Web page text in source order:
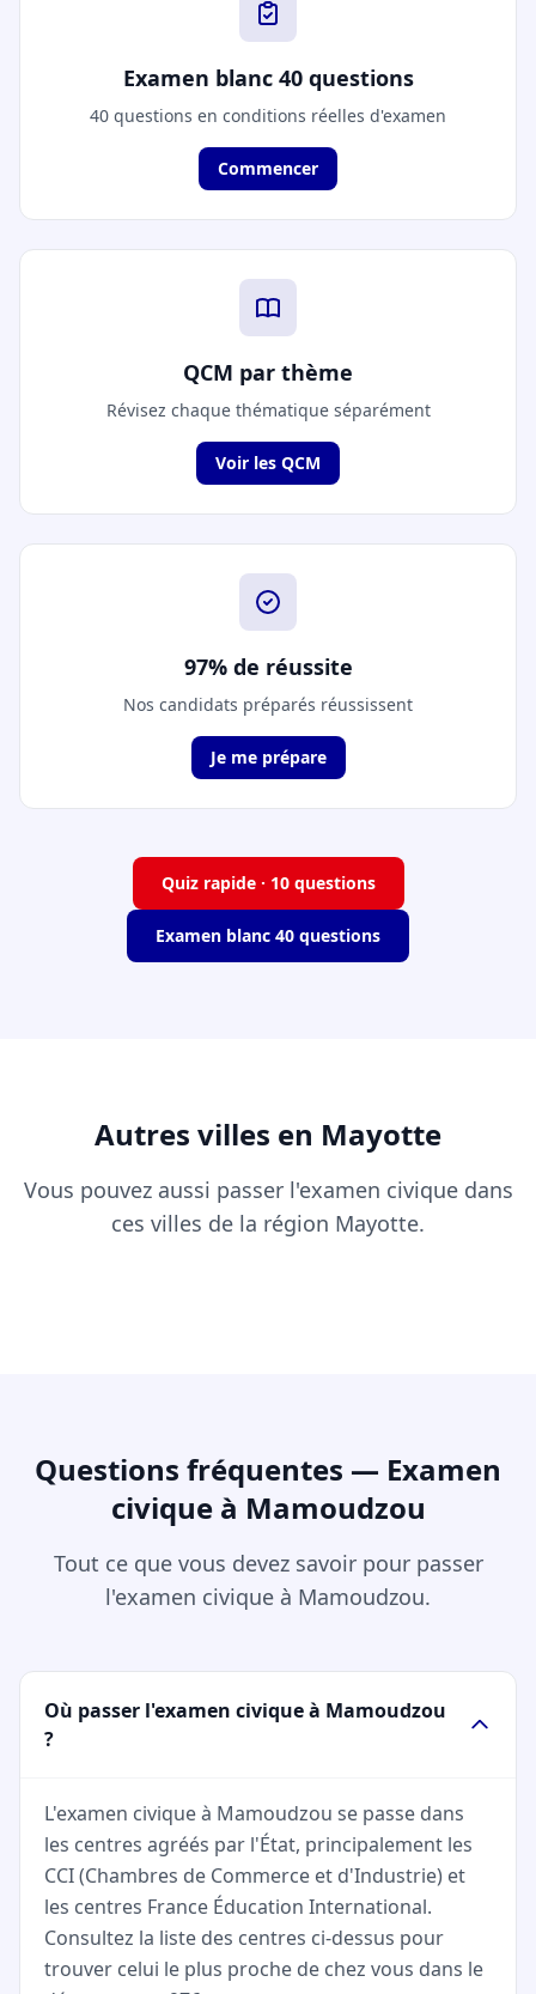
Examen blanc 40 questions
40 questions en conditions réelles d'examen
Commencer
QCM par thème
Révisez chaque thématique séparément
Voir les QCM
97% de réussite
Nos candidats préparés réussissent
Je me prépare
Quiz rapide · 10 questions
Examen blanc 40 questions
Autres villes en Mayotte
Vous pouvez aussi passer l'examen civique dans
ces villes de la région Mayotte.
Questions fréquentes — Examen
civique à Mamoudzou
Tout ce que vous devez savoir pour passer
l'examen civique à Mamoudzou.
Où passer l'examen civique à Mamoudzou
?
L'examen civique à Mamoudzou se passe dans
les centres agréés par l'État, principalement les
CCI (Chambres de Commerce et d'Industrie) et
les centres France Éducation International.
Consultez la liste des centres ci-dessus pour
trouver celui le plus proche de chez vous dans le